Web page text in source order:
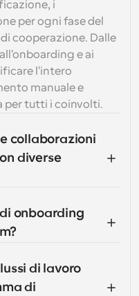
i
per ogni fase del
cooperazione. Dalle
e ai
l'intero
manuale e
per tutti i coinvolti.
collaborazioni
diverse
onboarding
di lavoro
di